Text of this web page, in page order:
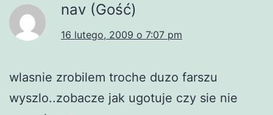
nav (Gość)
16 lutego, 2009 o 7:07 pm
wlasnie zrobilem troche duzo farszu
wyszlo..zobacze jak ugotuje czy sie nie